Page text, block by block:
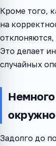
Кроме того,
на
Это делает
случайных
Задолго до